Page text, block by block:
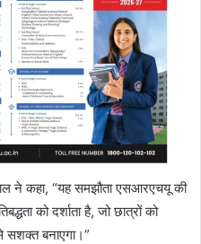
ने कहा, “यह समझौता एसआरएचयू की
को दर्शाता है, जो छात्रों को
सशक्त बनाएगा।”